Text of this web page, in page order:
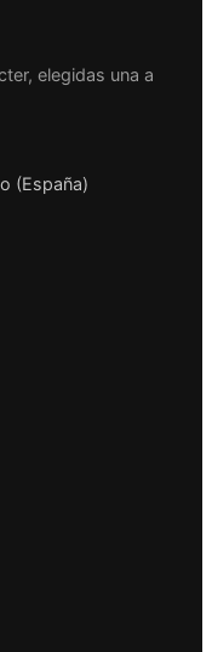
elegidas una a
(España)